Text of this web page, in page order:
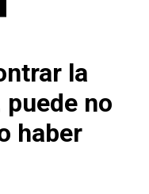
la
no
haber